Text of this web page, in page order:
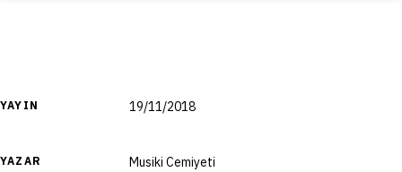
YAYIN 19/11/2018
YAZAR Musiki Cemiyeti